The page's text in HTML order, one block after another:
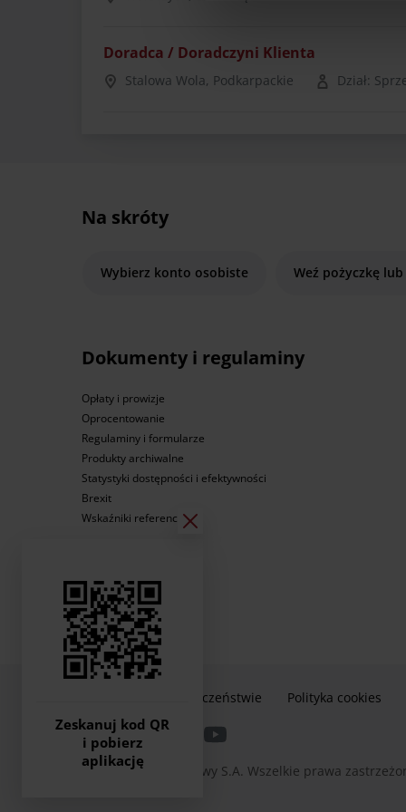
Doradca / Doradczyni Klienta
Stalowa Wola, Podkarpackie Dział:
Zeskanuj kod QR
i pobierz
aplikację
Na skróty
Wybierz konto osobiste Weź pożyczkę
Dokumenty i regulaminy
Opłaty i prowizje
Oprocentowanie
Regulaminy i formularze
Produkty archiwalne
Statystyki dostępności i efektywności
Brexit
Wskaźniki referencyjne
Informacje o bezpieczeństwie Polityka cookies
2026 © Bank Pocztowy S.A. Wszelkie prawa